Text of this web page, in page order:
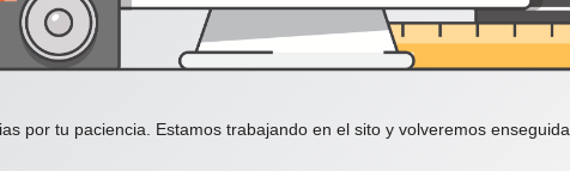
por tu paciencia. Estamos trabajando en el sito y volveremos enseguida.